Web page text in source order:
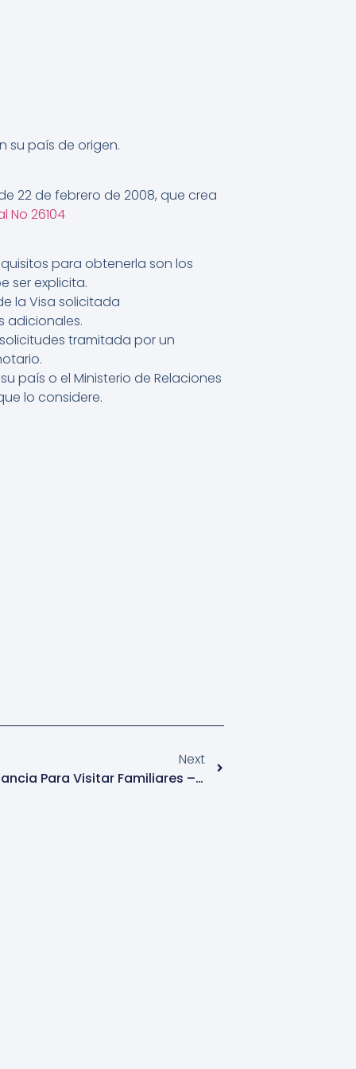
su país de origen.
22 de febrero de 2008, que crea
No 26104
para obtenerla son los
ser explicita.
la Visa solicitada
adicionales.
tramitada por un
país o el Ministerio de Relaciones
lo considere.
Next
Visa De Turismo – Corta Estancia Para Visitar Familiares – Panama